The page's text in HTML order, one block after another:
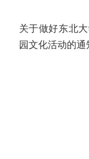
关于做好东北
园文化活动的通